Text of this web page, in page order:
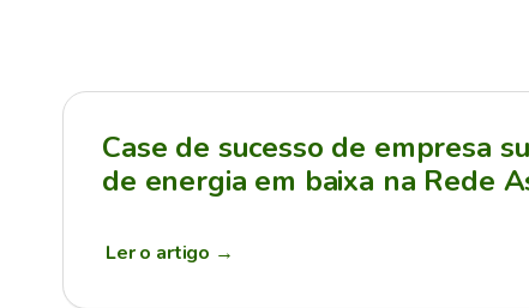
Case de sucesso de empresa
de energia em baixa na Rede
Ler o artigo →